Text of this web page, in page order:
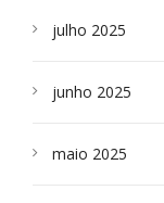
julho 2025
junho 2025
maio 2025